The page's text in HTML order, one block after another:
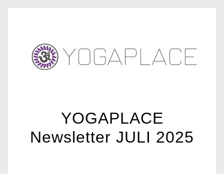
YOGAPLACE
Newsletter JULI 2025